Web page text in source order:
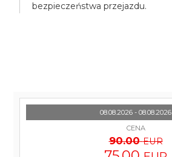
bezpieczeństwa przejazdu.
08.08.2026 - 08.08.2026
CENA
90.00 EUR